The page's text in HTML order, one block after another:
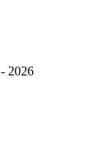
2026